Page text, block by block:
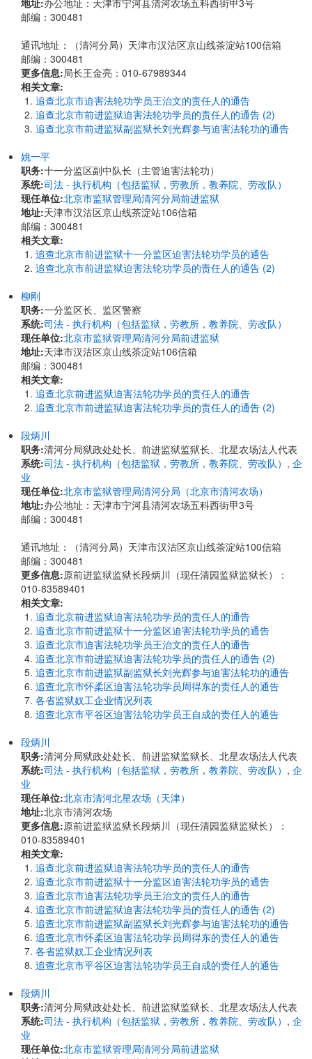
地址:办公地址：天津市宁河县清河农场五科西街甲3号
邮编：300481
通讯地址：（清河分局）天津市汉沽区京山线茶淀站100信箱
邮编：300481
更多信息:局长王金亮：010-67989344
相关文章:
追查北京市迫害法轮功学员王治文的责任人的通告
追查北京市前进监狱迫害法轮功学员的责任人的通告 (2)
追查北京市前进监狱副监狱长刘光辉参与迫害法轮功的通告
姚一平
职务:十一分监区副中队长（主管迫害法轮功）
系统:司法 - 执行机构（包括监狱，劳教所，教养院、劳改队）
现任单位:北京市监狱管理局清河分局前进监狱
地址:天津市汉沽区京山线茶淀站106信箱
邮编：300481
相关文章:
追查北京市前进监狱十一分监区迫害法轮功学员的通告
追查北京市前进监狱迫害法轮功学员的责任人的通告 (2)
柳刚
职务:一分监区长、监区警察
系统:司法 - 执行机构（包括监狱，劳教所，教养院、劳改队）
现任单位:北京市监狱管理局清河分局前进监狱
地址:天津市汉沽区京山线茶淀站106信箱
邮编：300481
相关文章:
追查北京前进监狱迫害法轮功学员的责任人的通告
追查北京市前进监狱迫害法轮功学员的责任人的通告 (2)
段炳川
职务:清河分局狱政处处长、前进监狱监狱长、北星农场法人代表
系统:司法 - 执行机构（包括监狱，劳教所，教养院、劳改队） , 企
业
现任单位:北京市监狱管理局清河分局（北京市清河农场）
地址:办公地址：天津市宁河县清河农场五科西街甲3号
邮编：300481
通讯地址：（清河分局）天津市汉沽区京山线茶淀站100信箱
邮编：300481
更多信息:原前进监狱监狱长段炳川（现任清园监狱监狱长）：
010-83589401
相关文章:
追查北京前进监狱迫害法轮功学员的责任人的通告
追查北京市前进监狱十一分监区迫害法轮功学员的通告
追查北京市迫害法轮功学员王治文的责任人的通告
追查北京市前进监狱迫害法轮功学员的责任人的通告 (2)
追查北京市前进监狱副监狱长刘光辉参与迫害法轮功的通告
追查北京市怀柔区迫害法轮功学员周得东的责任人的通告
各省监狱奴工企业情况列表
追查北京市平谷区迫害法轮功学员王自成的责任人的通告
段炳川
职务:清河分局狱政处处长、前进监狱监狱长、北星农场法人代表
系统:司法 - 执行机构（包括监狱，劳教所，教养院、劳改队） , 企
业
现任单位:北京市清河北星农场（天津）
地址:北京市清河农场
更多信息:原前进监狱监狱长段炳川（现任清园监狱监狱长）：
010-83589401
相关文章:
追查北京前进监狱迫害法轮功学员的责任人的通告
追查北京市前进监狱十一分监区迫害法轮功学员的通告
追查北京市迫害法轮功学员王治文的责任人的通告
追查北京市前进监狱迫害法轮功学员的责任人的通告 (2)
追查北京市前进监狱副监狱长刘光辉参与迫害法轮功的通告
追查北京市怀柔区迫害法轮功学员周得东的责任人的通告
各省监狱奴工企业情况列表
追查北京市平谷区迫害法轮功学员王自成的责任人的通告
段炳川
职务:清河分局狱政处处长、前进监狱监狱长、北星农场法人代表
系统:司法 - 执行机构（包括监狱，劳教所，教养院、劳改队） , 企
业
现任单位:北京市监狱管理局清河分局前进监狱